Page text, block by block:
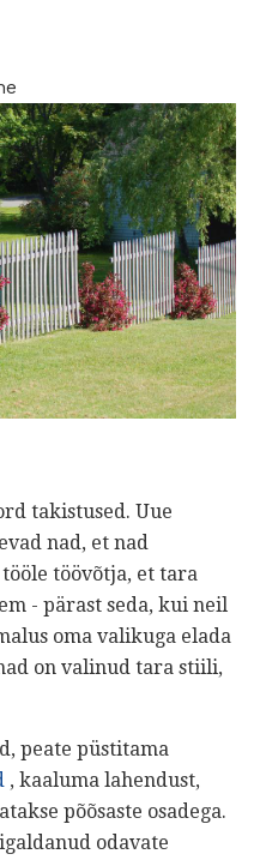
takistused. Uue
nad, et nad
töövõtja, et tara
- pärast seda, kui neil
oma valikuga elada
on valinud tara stiili,
peate püstitama
, kaaluma lahendust,
põõsaste osadega.
odavate